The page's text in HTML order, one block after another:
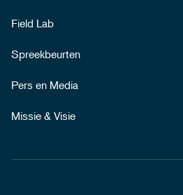
Field Lab
Spreekbeurten
Pers en Media
Missie & Visie